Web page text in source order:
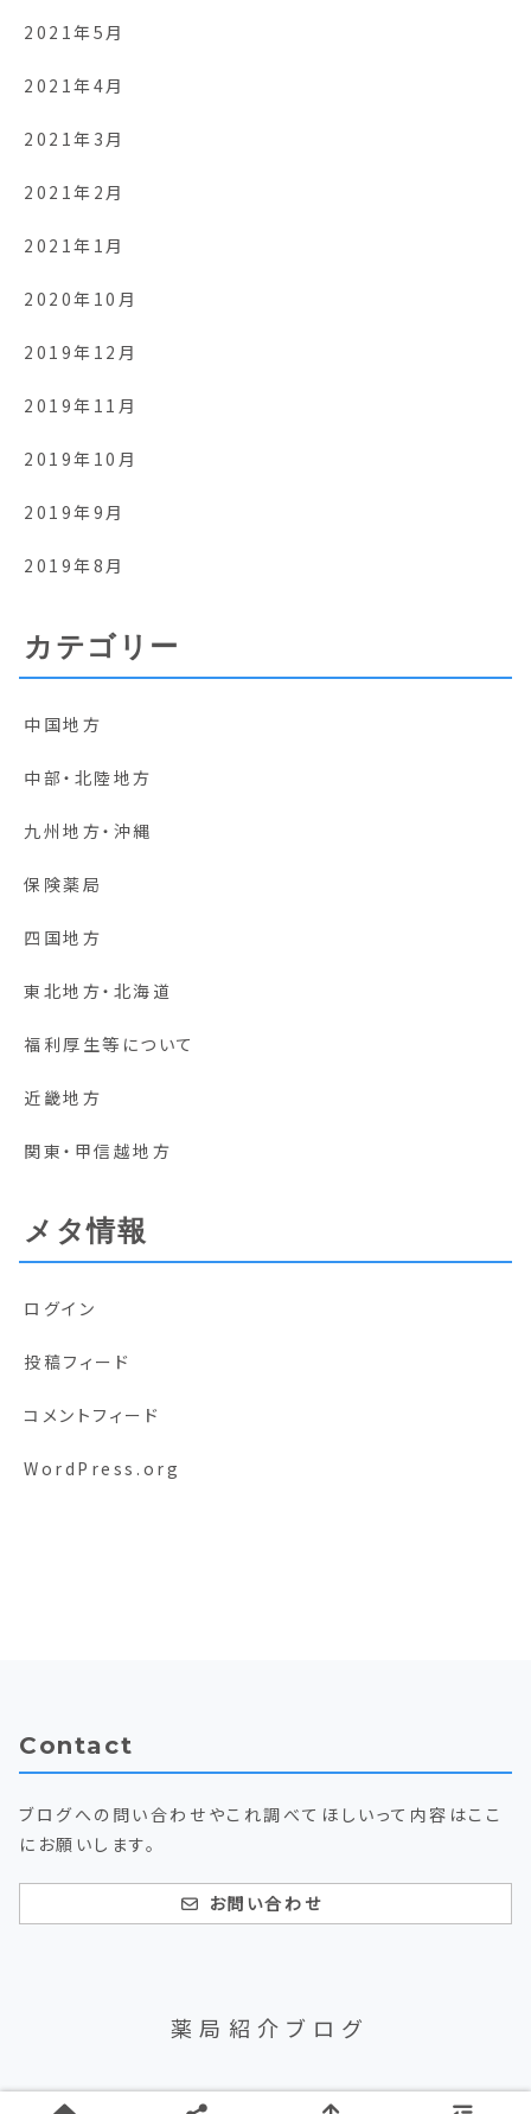
2021年5月
2021年4月
2021年3月
2021年2月
2021年1月
2020年10月
2019年12月
2019年11月
2019年10月
2019年9月
2019年8月
カテゴリー
中国地方
中部・北陸地方
九州地方・沖縄
保険薬局
四国地方
東北地方・北海道
福利厚生等について
近畿地方
関東・甲信越地方
メタ情報
ログイン
投稿フィード
コメントフィード
WordPress.org
Contact
ブログへの問い合わせやこれ調べてほしいって内容はここ
にお願いします。
お問い合わせ
薬局紹介ブログ
© 2019 薬局紹介ブログ.